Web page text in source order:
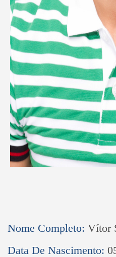
Nome Completo: Vítor
Data De Nascimento: